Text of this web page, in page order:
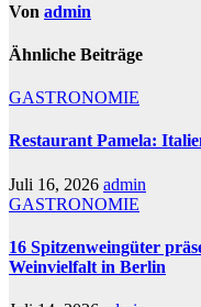
Von admin
Ähnliche Beiträge
GASTRONOMIE
Restaurant Pamela:
Juli 16, 2026 admin
GASTRONOMIE
16 Spitzenweingüter
Weinvielfalt in Berlin